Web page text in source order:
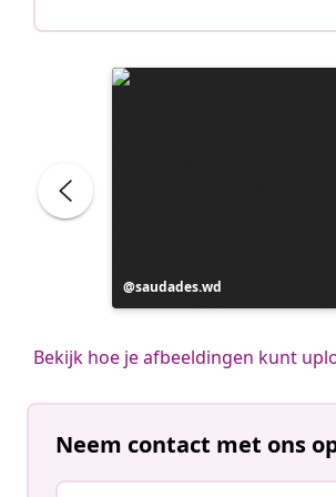
Bericht
gepubliceerd
saudades.wd
Bekijk hoe je afbeeldingen kunt
Neem contact met ons